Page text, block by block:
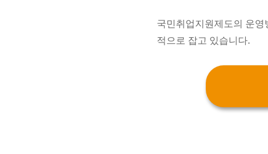
국민취업지원제도의 운
적으로 잡고 있습니다.